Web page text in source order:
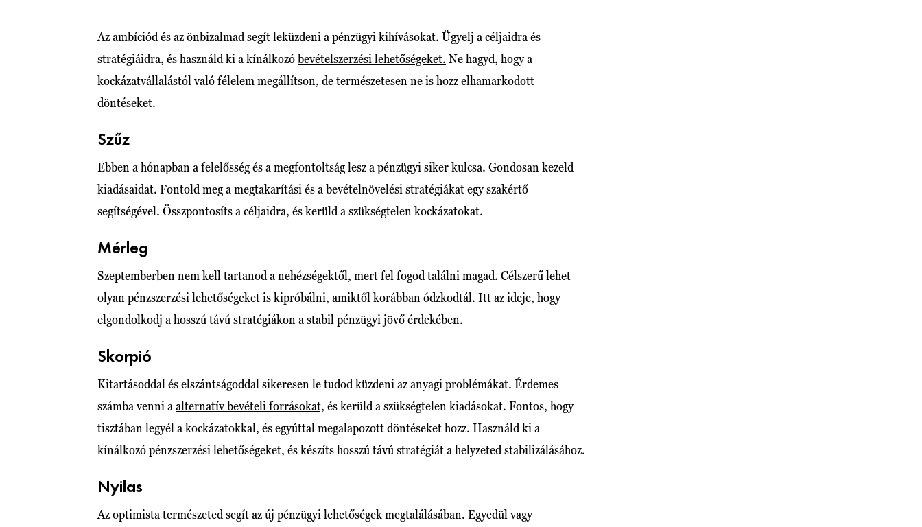
Az ambíciód és az önbizalmad segít leküzdeni a pénzügyi kihívásokat. Ügyelj a céljaidra és
stratégiáidra, és használd ki a kínálkozóbevételszerzési lehetőségeket. Ne hagyd, hogy a
kockázatvállalástól való félelem megállítson, de természetesen ne is hozz elhamarkodott
döntéseket.
Szűz
Ebben a hónapban a felelősség és a megfontoltság lesz a pénzügyi siker kulcsa. Gondosan kezeld
kiadásaidat. Fontold meg a megtakarítási és a bevételnövelési stratégiákat egy szakértő
segítségével. Összpontosíts a céljaidra, és kerüld a szükségtelen kockázatokat.
Mérleg
Szeptemberben nem kell tartanod a nehézségektől, mert fel fogod találni magad. Célszerű lehet
olyan pénzszerzési lehetőségeketis kipróbálni, amiktől korábban ódzkodtál. Itt az ideje, hogy
elgondolkodj a hosszú távú stratégiákon a stabil pénzügyi jövő érdekében.
Skorpió
Kitartásoddal és elszántságoddal sikeresen le tudod küzdeni az anyagi problémákat. Érdemes
számba venni a alternatív bevételi forrásokat, és kerüld a szükségtelen kiadásokat. Fontos, hogy
tisztában legyél a kockázatokkal, és egyúttal megalapozott döntéseket hozz. Használd ki a
kínálkozó pénzszerzési lehetőségeket, és készíts hosszú távú stratégiát a helyzeted stabilizálásához.
Nyilas
Az optimista természeted segít az új pénzügyi lehetőségek megtalálásában. Egyedül vagy